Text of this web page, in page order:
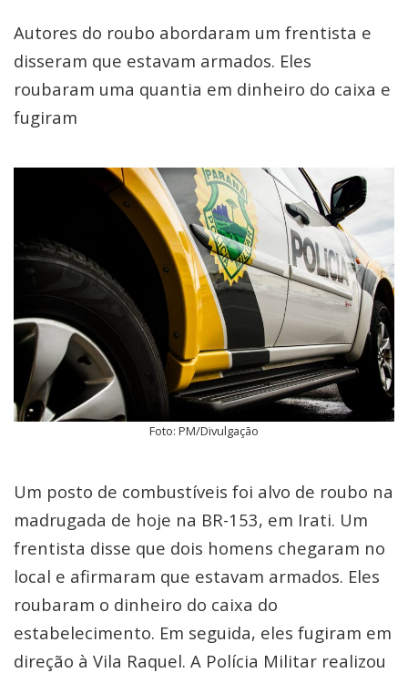
Autores do roubo abordaram um frentista e
disseram que estavam armados. Eles
roubaram uma quantia em dinheiro do caixa e
fugiram
Foto: PM/Divulgação
Um posto de combustíveis foi alvo de roubo na
madrugada de hoje na BR-153, em Irati. Um
frentista disse que dois homens chegaram no
local e afirmaram que estavam armados. Eles
roubaram o dinheiro do caixa do
estabelecimento. Em seguida, eles fugiram em
direção à Vila Raquel. A Polícia Militar realizou